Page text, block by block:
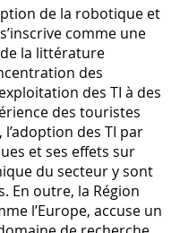
de la robotique et
comme une
la littérature
des
des TI à des
des touristes
des TI par
et ses effets sur
du secteur y sont
En outre, la Région
l’Europe, accuse un